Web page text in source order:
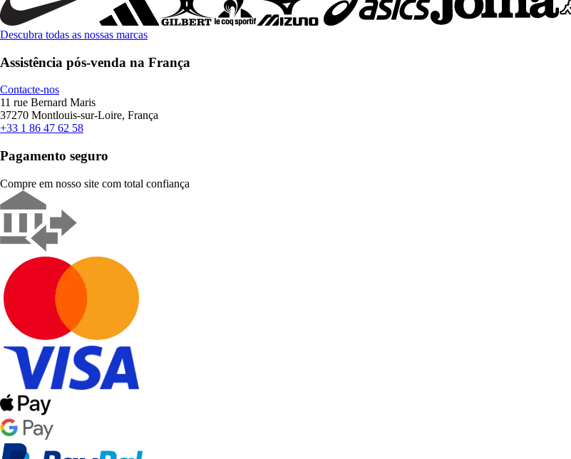
Descubra todas as nossas marcas
Assistência pós-venda na França
Contacte-nos
11 rue Bernard Maris
37270 Montlouis-sur-Loire, França
+33 1 86 47 62 58
Pagamento seguro
Compre em nosso site com total confiança